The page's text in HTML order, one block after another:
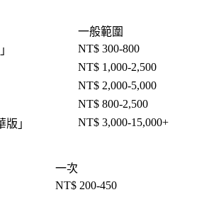
一般範圍
」
NT$ 300-800
NT$ 1,000-2,500
NT$ 2,000-5,000
NT$ 800-2,500
版 」 NT$ 3,000-15,000+
一次
NT$ 200-450